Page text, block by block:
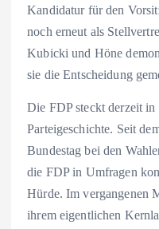
Kandidatur für den
noch erneut als
Kubicki und Höne
sie die Entscheidung
Die FDP steckt derzeit
Parteigeschichte. Seit
Bundestag bei den
die FDP in Umfragen
Hürde. Im vergangenen
ihrem eigentlichen